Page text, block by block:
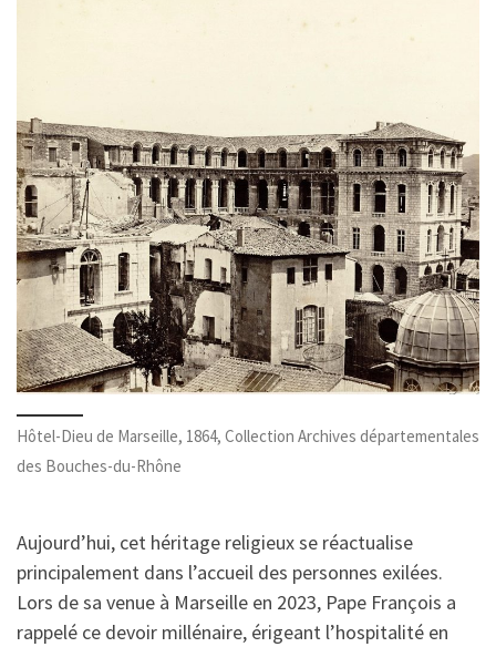
Hôtel-Dieu de Marseille, 1864, Collection Archives départementales
des Bouches-du-Rhône
Aujourd’hui, cet héritage religieux se réactualise
principalement dans l’accueil des personnes exilées.
Lors de sa venue à Marseille en 2023, Pape François a
rappelé ce devoir millénaire, érigeant l’hospitalité en